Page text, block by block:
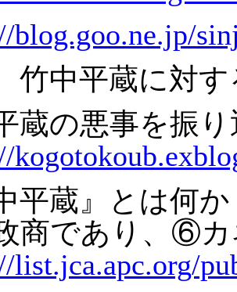
blog.goo.ne.jp/
竹中平蔵に対す
蔵の悪事を振り
平蔵』とは何
商であり、⑥
list.jca.apc.org/